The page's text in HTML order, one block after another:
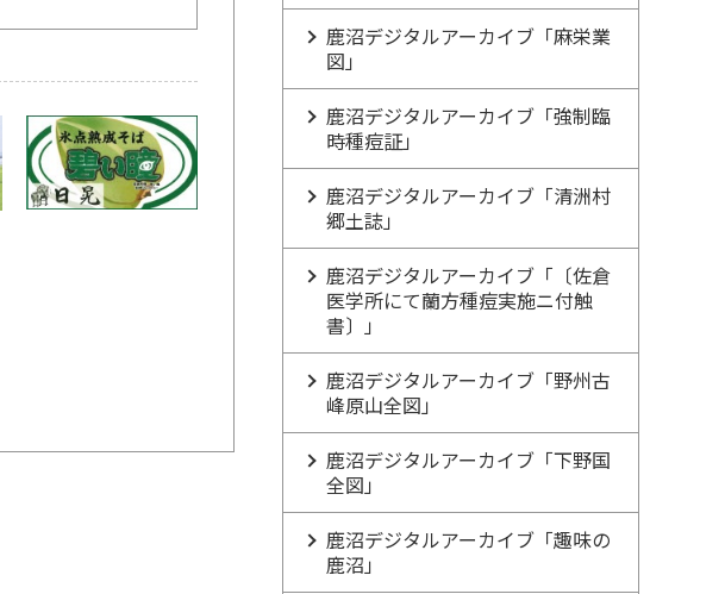
鹿沼デジタルアーカイブ「麻栄業
図」
鹿沼デジタルアーカイブ「強制臨
時種痘証」
鹿沼デジタルアーカイブ「清洲村
郷土誌」
鹿沼デジタルアーカイブ「〔佐倉
医学所にて蘭方種痘実施ニ付触
書〕」
鹿沼デジタルアーカイブ「野州古
峰原山全図」
鹿沼デジタルアーカイブ「下野国
全図」
鹿沼デジタルアーカイブ「趣味の
鹿沼」